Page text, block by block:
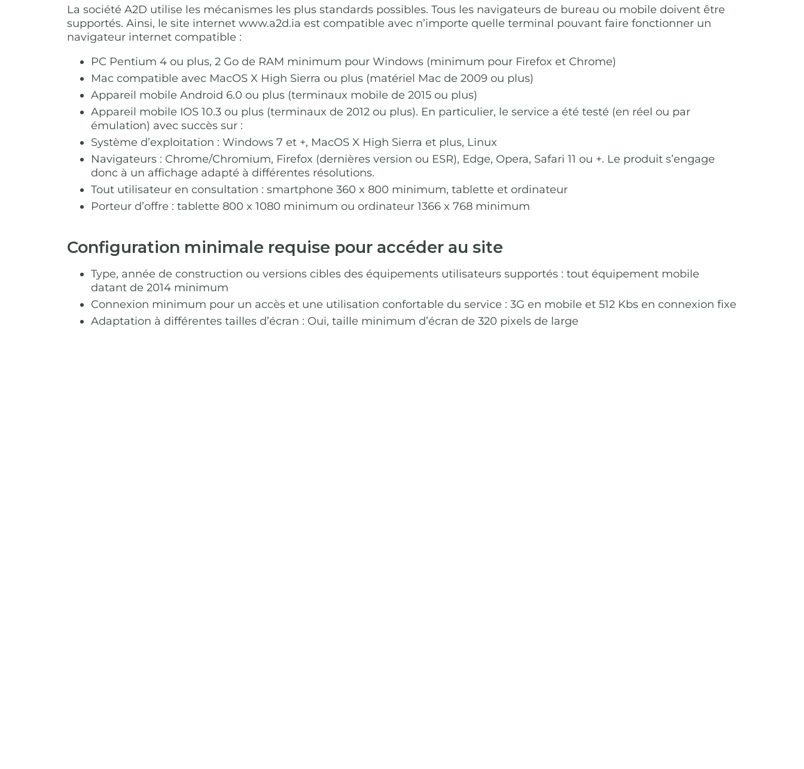
La société A2D utilise les mécanismes les plus standards possibles. Tous les navigateurs de bureau ou mobile doivent être
supportés. Ainsi, le site internet www.a2d.ia est compatible avec n’importe quelle terminal pouvant faire fonctionner un
navigateur internet compatible :
PC Pentium 4 ou plus, 2 Go de RAM minimum pour Windows (minimum pour Firefox et Chrome)
Mac compatible avec MacOS X High Sierra ou plus (matériel Mac de 2009 ou plus)
Appareil mobile Android 6.0 ou plus (terminaux mobile de 2015 ou plus)
Appareil mobile IOS 10.3 ou plus (terminaux de 2012 ou plus). En particulier, le service a été testé (en réel ou par
émulation) avec succès sur :
Système d’exploitation : Windows 7 et +, MacOS X High Sierra et plus, Linux
Navigateurs : Chrome/Chromium, Firefox (dernières version ou ESR), Edge, Opera, Safari 11 ou +. Le produit s’engage
donc à un affichage adapté à différentes résolutions.
Tout utilisateur en consultation : smartphone 360 x 800 minimum, tablette et ordinateur
Porteur d’offre : tablette 800 x 1080 minimum ou ordinateur 1366 x 768 minimum
Configuration minimale requise pour accéder au site
Type, année de construction ou versions cibles des équipements utilisateurs supportés : tout équipement mobile
datant de 2014 minimum
Connexion minimum pour un accès et une utilisation confortable du service : 3G en mobile et 512 Kbs en connexion fixe
Adaptation à différentes tailles d’écran : Oui, taille minimum d’écran de 320 pixels de large